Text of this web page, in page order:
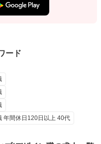
ード
年間休日120日以上 40代